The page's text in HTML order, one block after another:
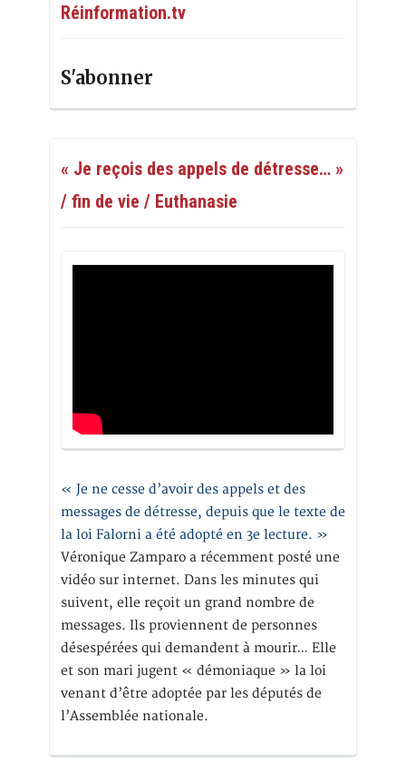
Réinformation.tv
S'abonner
« Je reçois des appels de détresse… »
/ fin de vie / Euthanasie
« Je ne cesse d’avoir des appels et des
messages de détresse, depuis que le texte de
la loi Falorni a été adopté en 3e lecture. »
Véronique Zamparo a récemment posté une
vidéo sur internet. Dans les minutes qui
suivent, elle reçoit un grand nombre de
messages. Ils proviennent de personnes
désespérées qui demandent à mourir… Elle
et son mari jugent « démoniaque » la loi
venant d’être adoptée par les députés de
l’Assemblée nationale.